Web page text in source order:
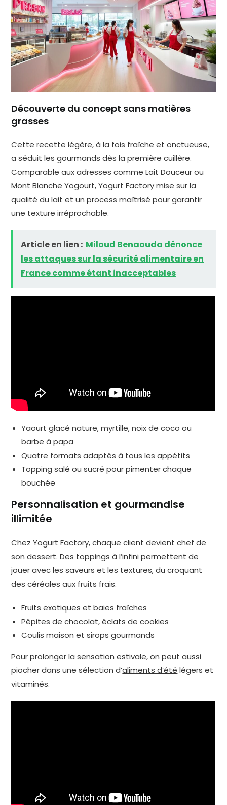
Découverte du concept sans matières
grasses
Cette recette légère, à la fois fraîche et onctueuse,
a séduit les gourmands dès la première cuillère.
Comparable aux adresses comme Lait Douceur ou
Mont Blanche Yogourt, Yogurt Factory mise sur la
qualité du lait et un process maîtrisé pour garantir
une texture irréprochable.
Article en lien : Miloud Benaouda dénonce
les attaques sur la sécurité alimentaire en
France comme étant inacceptables
Yaourt glacé nature, myrtille, noix de coco ou
barbe à papa
Quatre formats adaptés à tous les appétits
Topping salé ou sucré pour pimenter chaque
bouchée
Personnalisation et gourmandise
illimitée
Chez Yogurt Factory, chaque client devient chef de
son dessert. Des toppings à l’infini permettent de
jouer avec les saveurs et les textures, du croquant
des céréales aux fruits frais.
Fruits exotiques et baies fraîches
Pépites de chocolat, éclats de cookies
Coulis maison et sirops gourmands
Pour prolonger la sensation estivale, on peut aussi
piocher dans une sélection d’aliments d’été légers et
vitaminés.